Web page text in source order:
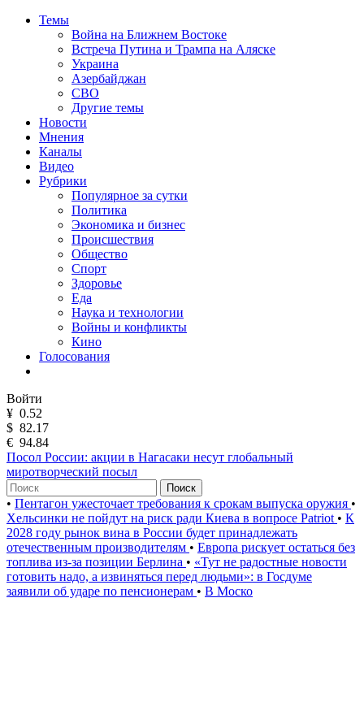
Темы
Война на Ближнем Востоке
Встреча Путина и Трампа на Аляске
Украина
Азербайджан
СВО
Другие темы
Новости
Мнения
Каналы
Видео
Рубрики
Популярное за сутки
Политика
Экономика и бизнес
Происшествия
Общество
Спорт
Здоровье
Еда
Наука и технологии
Войны и конфликты
Кино
Голосования
Войти
¥ 0.52
$ 82.17
€ 94.84
Посол России: акции в Нагасаки несут глобальный
миротворческий посыл
Поиск
• Пентагон ужесточает требования к срокам выпуска оружия •
Хельсинки не пойдут на риск ради Киева в вопросе Patriot • К
2028 году рынок вина в России будет принадлежать
отечественным производителям • Европа рискует остаться без
топлива из-за позиции Берлина • «Тут не радостные новости
готовить надо, а извиняться перед людьми»: в Госдуме
заявили об ударе по пенсионерам • В Моско